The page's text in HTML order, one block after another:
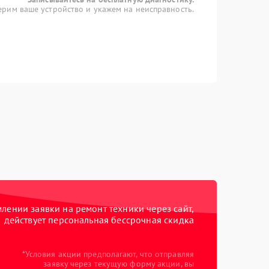
ваше устройство и укажем на неисправность.
заявки на ремонт техники через сайт,
действует персональная бессрочная скидка
*Условия акции предполагают, что отправляя
заявку через текущую форму акции, вы